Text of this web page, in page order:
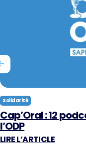
Solidarité
Cap’Oral : 12
l’ODP
LIRE L’ARTICLE